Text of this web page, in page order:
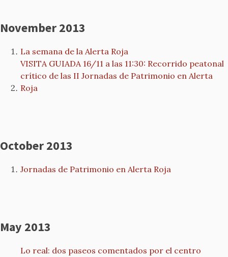
November 2013
La semana de la Alerta Roja
VISITA GUIADA 16/11 a las 11:30: Recorrido peatonal
crítico de las II Jornadas de Patrimonio en Alerta
Roja
October 2013
Jornadas de Patrimonio en Alerta Roja
May 2013
Lo real: dos paseos comentados por el centro